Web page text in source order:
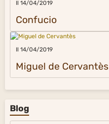
Il 14/04/2019
Confucio
Il 14/04/2019
Miguel de Cervantès
Blog